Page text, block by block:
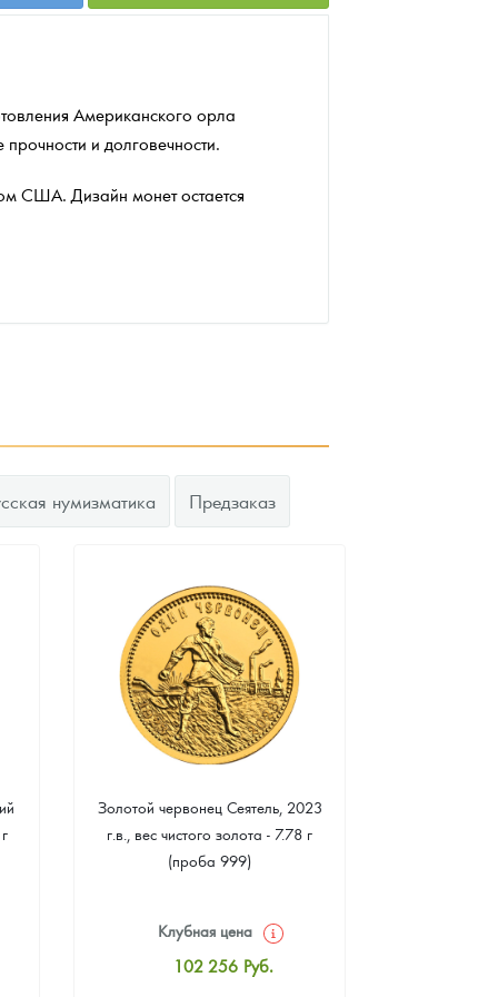
Американского орла
и долговечности.
США. Дизайн монет остается
нумизматика Предзаказ
Золотой червонец Сеятель, 2023
г.в., вес чистого золота - 7.78 г
(проба 999)
Клубная цена
102 256 Руб.